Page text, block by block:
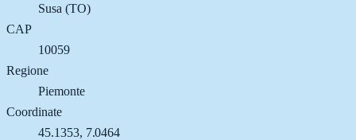
Susa (TO)
CAP
10059
Regione
Piemonte
Coordinate
45.1353, 7.0464